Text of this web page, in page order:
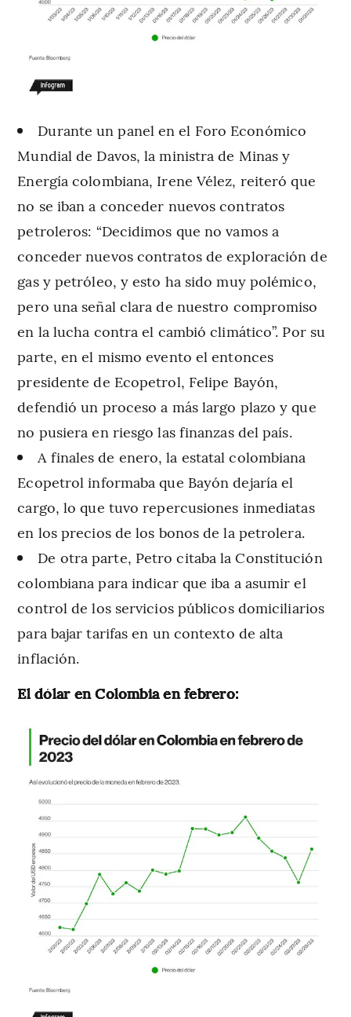
Durante un panel en el Foro Económico
Mundial de Davos, la ministra de Minas y
Energía colombiana, Irene Vélez, reiteró que
no se iban a conceder nuevos contratos
petroleros: “Decidimos que no vamos a
conceder nuevos contratos de exploración de
gas y petróleo, y esto ha sido muy polémico,
pero una señal clara de nuestro compromiso
en la lucha contra el cambió climático”. Por su
parte, en el mismo evento el entonces
presidente de Ecopetrol, Felipe Bayón,
defendió un proceso a más largo plazo y que
no pusiera en riesgo las finanzas del país.
A finales de enero, la estatal colombiana
Ecopetrol informaba que Bayón dejaría el
cargo, lo que tuvo repercusiones inmediatas
en los precios de los bonos de la petrolera.
De otra parte, Petro citaba la Constitución
colombiana para indicar que iba a asumir el
control de los servicios públicos domiciliarios
para bajar tarifas en un contexto de alta
inflación.
El dólar en Colombia en febrero: